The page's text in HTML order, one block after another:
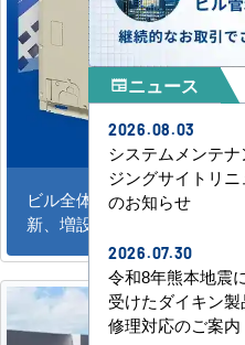
ビル全体のシステム空調の
新、増設。水冷式、ガスエ
newspaperニュース
2026.08.03
システムメンテ
ジングサイトリニ
のお知らせ
2026.07.30
令和8年熊本地震
受けたダイキン製
修理対応のご案内